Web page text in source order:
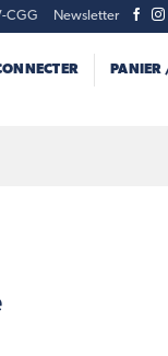
CGG Newsletter